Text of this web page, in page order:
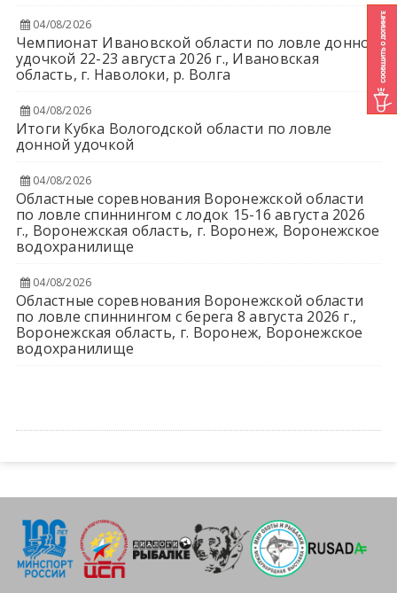
04/08/2026
Чемпионат Ивановской области по ловле донной
удочкой 22-23 августа 2026 г., Ивановская
область, г. Наволоки, р. Волга
04/08/2026
Итоги Кубка Вологодской области по ловле
донной удочкой
04/08/2026
Областные соревнования Воронежской области
по ловле спиннингом с лодок 15-16 августа 2026
г., Воронежская область, г. Воронеж, Воронежское
водохранилище
04/08/2026
Областные соревнования Воронежской области
по ловле спиннингом с берега 8 августа 2026 г.,
Воронежская область, г. Воронеж, Воронежское
водохранилище